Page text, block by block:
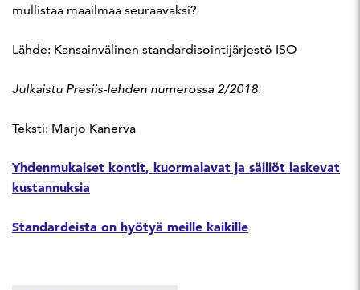
mullistaa maailmaa seuraavaksi?
Lähde: Kansainvälinen standardisointijärjestö ISO
Julkaistu Presiis-lehden numerossa 2/2018.
Teksti: Marjo Kanerva
Yhdenmukaiset kontit, kuormalavat ja säiliöt laskevat
kustannuksia
Standardeista on hyötyä meille kaikille